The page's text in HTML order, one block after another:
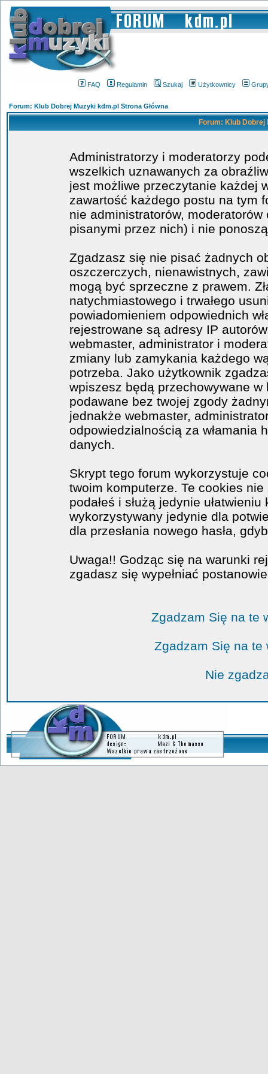
FAQ Regulamin Szukaj Użytkownicy
Forum: Klub Dobrej Muzyki kdm.pl Strona Główna
Forum: Klub
Administratorzy i moderatorzy
wszelkich uznawanych za
jest możliwe przeczytanie każdej
zawartość każdego postu na tym
nie administratorów,
pisanymi przez nich) i nie
Zgadzasz się nie pisać żadnych
oszczerczych, nienawistnych,
mogą być sprzeczne z prawem.
natychmiastowego i trwałego
powiadomieniem odpowiednich
rejestrowane są adresy IP
webmaster, administrator i
zmiany lub zamykania każdego
potrzeba. Jako użytkownik
wpiszesz będą przechowywane
podawane bez twojej zgody
jednakże webmaster,
odpowiedzialnością za włamania
danych.
Skrypt tego forum wykorzystuje
twoim komputerze. Te cookies
podałeś i służą jedynie
wykorzystywany jedynie dla
dla przesłania nowego hasła,
Uwaga!! Godząc się na warunki
zgadasz się wypełniać
Zgadzam Się na te
Zgadzam Się na
Nie